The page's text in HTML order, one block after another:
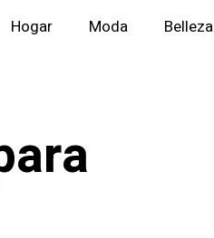
Hogar Moda Belleza